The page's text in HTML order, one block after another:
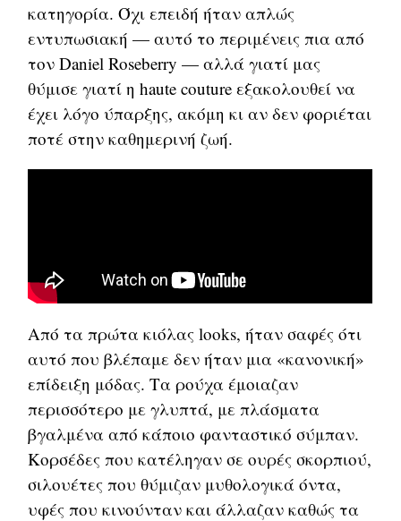
κατηγορία. Όχι επειδή ήταν απλώς
εντυπωσιακή — αυτό το περιμένεις πια από
τον Daniel Roseberry — αλλά γιατί μας
θύμισε γιατί η haute couture εξακολουθεί να
έχει λόγο ύπαρξης, ακόμη κι αν δεν φοριέται
ποτέ στην καθημερινή ζωή.
Από τα πρώτα κιόλας looks, ήταν σαφές ότι
αυτό που βλέπαμε δεν ήταν μια «κανονική»
επίδειξη μόδας. Τα ρούχα έμοιαζαν
περισσότερο με γλυπτά, με πλάσματα
βγαλμένα από κάποιο φανταστικό σύμπαν.
Κορσέδες που κατέληγαν σε ουρές σκορπιού,
σιλουέτες που θύμιζαν μυθολογικά όντα,
υφές που κινούνταν και άλλαζαν καθώς τα